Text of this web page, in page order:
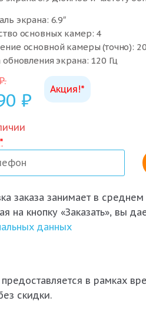
экрана: 6.9″
основных камер: 4
основной камеры (точно):
обновления экрана: 120 Гц
Акция!*
.
₽
*
заказа занимает в
на кнопку «Заказать», вы
данных
в рамках
скидки.